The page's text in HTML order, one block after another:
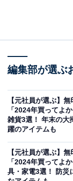
福缶といえば、同額分
【無印良品「福
・MUJI GIFT
舗、ネットスト
・全国各地の縁
もともと「福缶
販売開始された
編集部が選ぶ
【元社員が選ぶ】
「2024年買ってよ
雑貨3選！ 年末の大
躍のアイテムも
【元社員が選ぶ】
「2024年買ってよ
具・家電3選！ 防災